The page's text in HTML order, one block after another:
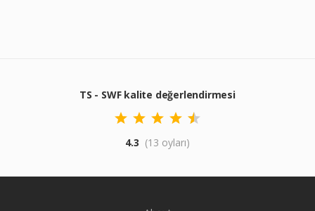
TS - SWF kalite değerlendirmesi
4.3 (13 oyları)